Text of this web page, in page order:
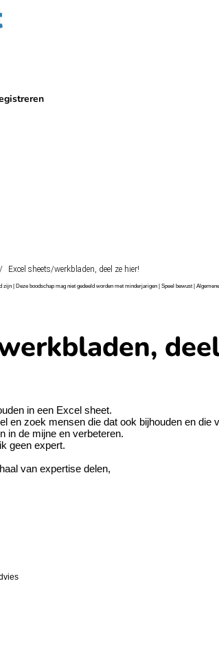
/ Excel sheets/werkbladen, deel ze hier!
| Deze boodschap mag niet gedeeld worden met minderjarigen | Speel bewust |
in een Excel sheet.
en zoek mensen die dat ook bijhouden en die
in de mijne en verbeteren.
geen expert.
van expertise delen,